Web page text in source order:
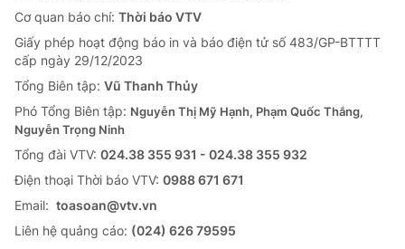
Cơ quan báo chí: Thời báo VTV
Giấy phép hoạt động báo in và báo điện tử số 483/GP-BTTTT
cấp ngày 29/12/2023
Tổng Biên tập: Vũ Thanh Thủy
Phó Tổng Biên tập: Nguyễn Thị Mỹ Hạnh, Phạm Quốc Thắng,
Nguyễn Trọng Ninh
Tổng đài VTV: 024.38 355 931 - 024.38 355 932
Ðiện thoại Thời báo VTV: 0988 671 671
Email: toasoan@vtv.vn
Liên hệ quảng cáo: (024) 626 79595